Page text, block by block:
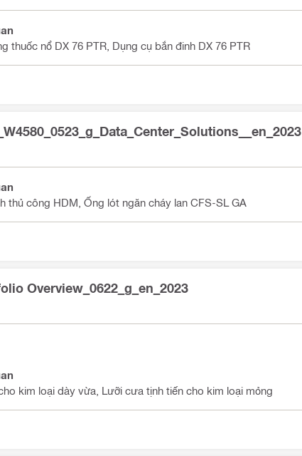
thuốc nổ DX 76 PTR, Dụng cụ bắn đinh DX 76 PTR
thủ công HDM, Ống lót ngăn cháy lan CFS-SL GA
Overview_0622_g_en_2023
kim loại dày vừa, Lưỡi cưa tịnh tiến cho kim loại mỏng